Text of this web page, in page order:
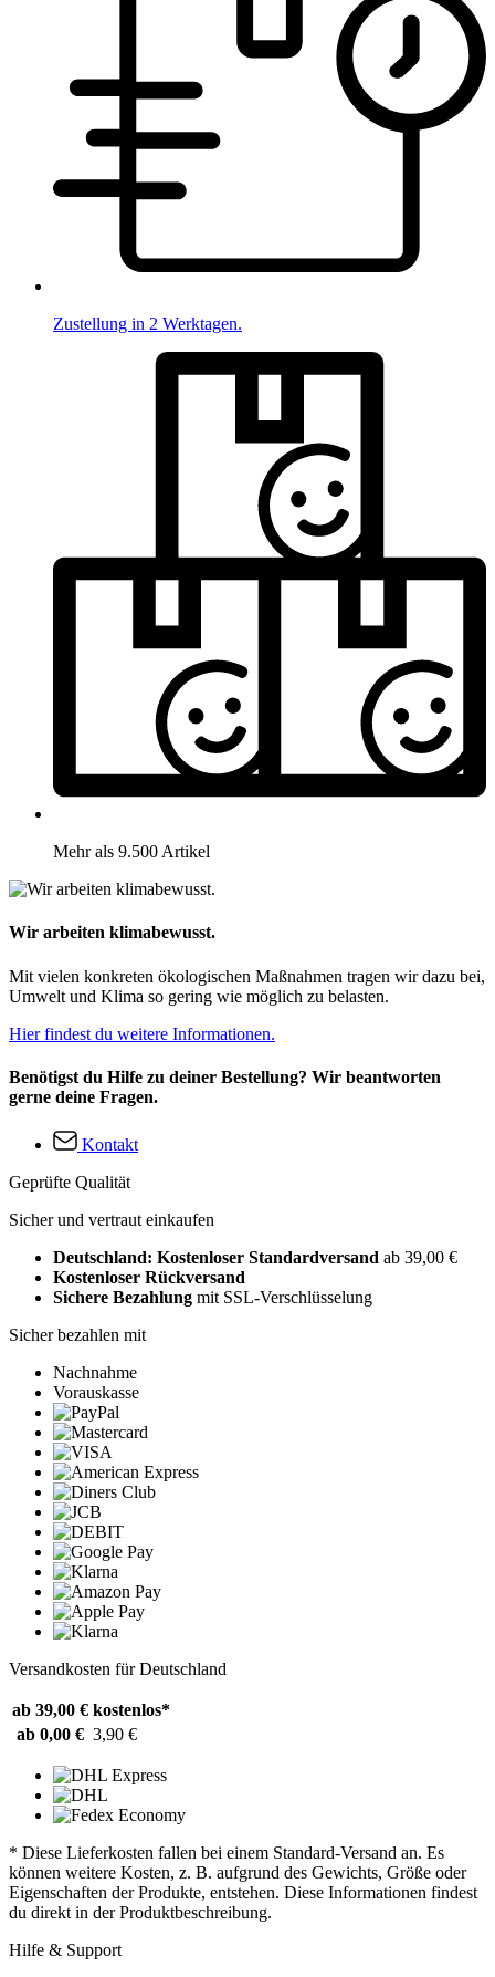
Zustellung in 2 Werktagen.
Mehr als 9.500 Artikel
Wir arbeiten klimabewusst.
Mit vielen konkreten ökologischen Maßnahmen tragen wir dazu bei,
Umwelt und Klima so gering wie möglich zu belasten.
Hier findest du weitere Informationen.
Benötigst du Hilfe zu deiner Bestellung? Wir beantworten
gerne deine Fragen.
Kontakt
Geprüfte Qualität
Sicher und vertraut einkaufen
Deutschland: Kostenloser Standardversand ab 39,00 €
Kostenloser Rückversand
Sichere Bezahlung mit SSL-Verschlüsselung
Sicher bezahlen mit
Nachnahme
Vorauskasse
Versandkosten für Deutschland
ab 39,00 € kostenlos*
ab 0,00 € 3,90 €
* Diese Lieferkosten fallen bei einem Standard-Versand an. Es
können weitere Kosten, z. B. aufgrund des Gewichts, Größe oder
Eigenschaften der Produkte, entstehen. Diese Informationen findest
du direkt in der Produktbeschreibung.
Hilfe & Support